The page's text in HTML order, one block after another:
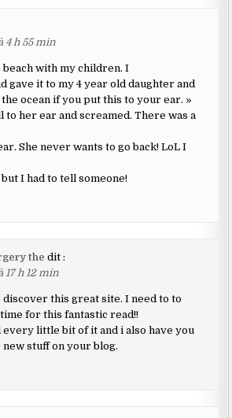
4 h 55 min
beach with my children. I
gave it to my 4 year old daughter and
the ocean if you put this to your ear. »
to her ear and screamed. There was a
She never wants to go back! LoL I
I had to tell someone!
the dit :
17 h 12 min
discover this great site. I need to to
for this fantastic read!!
little bit of it and i also have you
stuff on your blog.